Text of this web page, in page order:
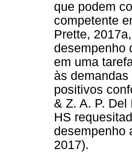
que podem
competente
Prette,
desempenho
em uma
às
positivos
& Z. A. P.
HS
desempenho
2017).